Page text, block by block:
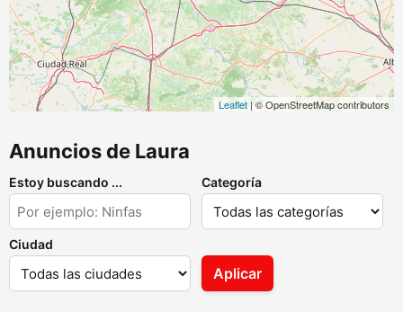
Leaflet | © OpenStreetMap contributors
Anuncios de Laura
Estoy buscando ... Categoría
Ciudad
Aplicar